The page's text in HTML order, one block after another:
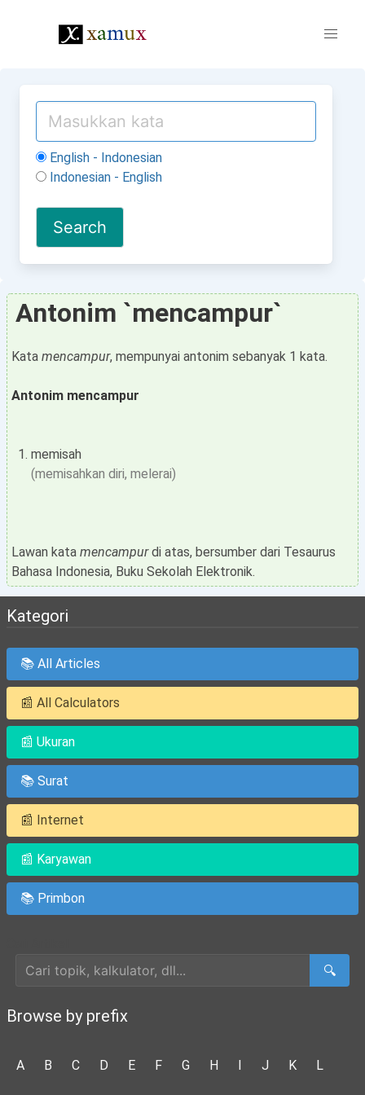
English - Indonesian
Indonesian - English
Antonim `mencampur`
Kata mencampur, mempunyai antonim sebanyak 1 kata.
Antonim mencampur
memisah
(memisahkan diri, melerai)
Lawan kata mencampurdi atas, bersumber dari Tesaurus
Bahasa Indonesia, Buku Sekolah Elektronik.
Kategori
📚 All Articles
📰 All Calculators
📰 Ukuran
📚 Surat
📰 Internet
📰 Karyawan
📚 Primbon
🔍
Browse by prefix
A B C D E F G H I J K L